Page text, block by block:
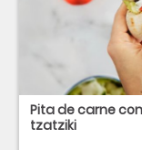
Pita de carne con
tzatziki